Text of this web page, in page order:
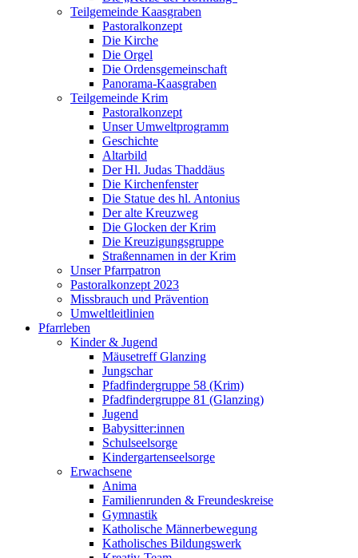
Teilgemeinde Kaasgraben
Pastoralkonzept
Die Kirche
Die Orgel
Die Ordensgemeinschaft
Panorama-Kaasgraben
Teilgemeinde Krim
Pastoralkonzept
Unser Umweltprogramm
Geschichte
Altarbild
Der Hl. Judas Thaddäus
Die Kirchenfenster
Die Statue des hl. Antonius
Der alte Kreuzweg
Die Glocken der Krim
Die Kreuzigungsgruppe
Straßennamen in der Krim
Unser Pfarrpatron
Pastoralkonzept 2023
Missbrauch und Prävention
Umweltleitlinien
Pfarrleben
Kinder & Jugend
Mäusetreff Glanzing
Jungschar
Pfadfindergruppe 58 (Krim)
Pfadfindergruppe 81 (Glanzing)
Jugend
Babysitter:innen
Schulseelsorge
Kindergartenseelsorge
Erwachsene
Anima
Familienrunden & Freundeskreise
Gymnastik
Katholische Männerbewegung
Katholisches Bildungswerk